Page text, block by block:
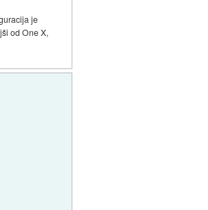
je
od One X,